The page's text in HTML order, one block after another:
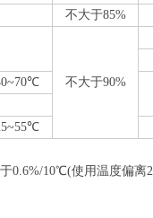
不大于85%
不大于90%
℃
℃
0.6%/10℃(使用温度偏离